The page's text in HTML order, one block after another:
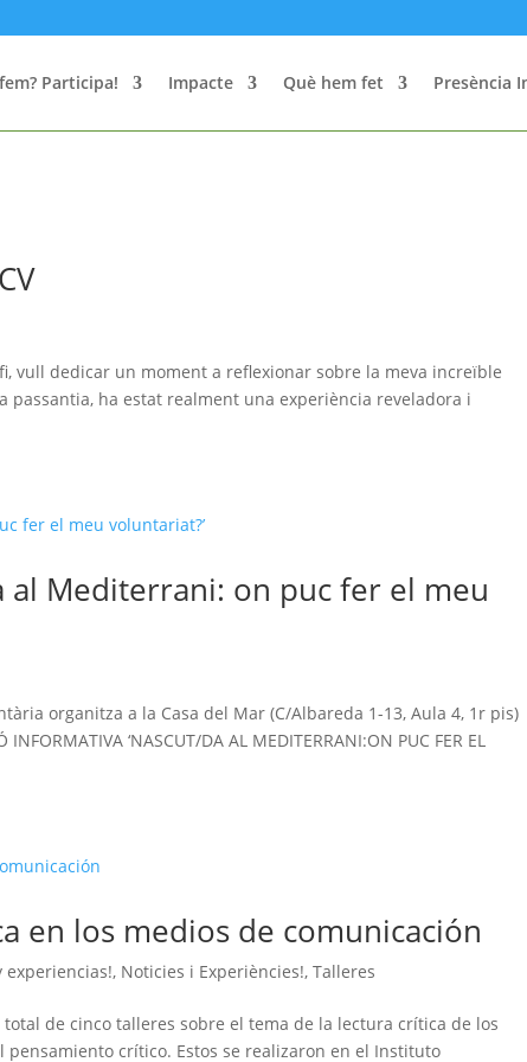
Participa! Impacte Què hem fet Presència
vull dedicar un moment a reflexionar sobre la meva increïble
passantia, ha estat realment una experiència reveladora i
al Mediterrani: on puc fer el meu
organitza a la Casa del Mar (C/Albareda 1-13, Aula 4, 1r pis)
‘NASCUT/DA AL MEDITERRANI:ON PUC FER EL
en los medios de comunicación
experiencias!, Noticies i Experiències!,Talleres
de cinco talleres sobre el tema de la lectura crítica de los
crítico. Estos se realizaron en el Instituto